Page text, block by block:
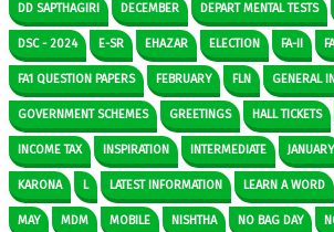
DD SAPTHAGIRI DECEMBER DEPART MENTAL TESTS
DSC - 2024 E-SR EHAZAR ELECTION FA-II
FA1 QUESTION PAPERS FEBRUARY FLN GENERAL
GOVERNMENT SCHEMES GREETINGS HALL TICKETS
INCOME TAX INSPIRATION INTERMEDIATE JANUARY
KARONA L LATEST INFORMATION LEARN A WORD
MAY MDM MOBILE NISHTHA NO BAG DAY